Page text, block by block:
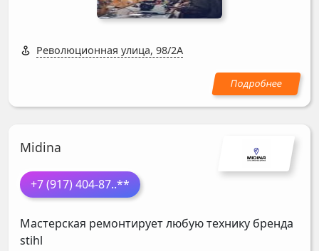
Революционная улица, 98/2А
Midina
+7 (917) 404-87..**
Мастерская ремонтирует любую технику бренда
stihl